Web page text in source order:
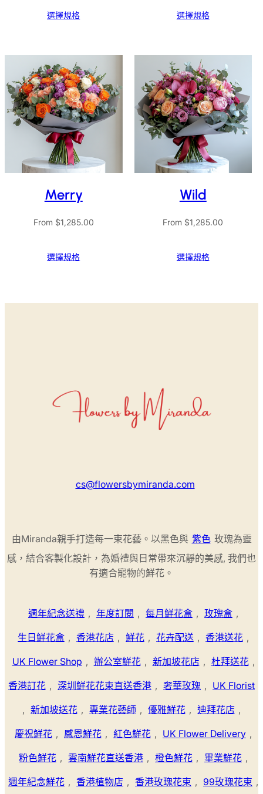
選擇規格 選擇規格
Merry
From $1,285.00
選擇規格
Wild
From$1,285.00
選擇規格
cs@flowersbymiranda.com
由Miranda親手打造每一束花藝。以黑色與 紫色 玫瑰為靈
感，結合客製化設計，為婚禮與日常帶來沉靜的美感, 我們也
有適合寵物的鮮花。
週年紀念送禮 , 年度訂閱 , 每月鮮花盒 , 玫瑰盒 ,
生日鮮花盒 , 香港花店 , 鮮花 , 花卉配送 , 香港送花 ,
UK Flower Shop , 辦公室鮮花 , 新加坡花店 , 杜拜送花 ,
香港訂花 , 深圳鮮花花束直送香港 , 奢華玫瑰 , UK Florist
, 新加坡送花 , 專業花藝師 , 優雅鮮花 , 迪拜花店 ,
慶祝鮮花 , 感恩鮮花 , 紅色鮮花 , UK Flower Delivery ,
粉色鮮花 , 雲南鮮花直送香港 , 橙色鮮花 , 畢業鮮花 ,
週年紀念鮮花 , 香港植物店 , 香港玫瑰花束 , 99玫瑰花束 ,